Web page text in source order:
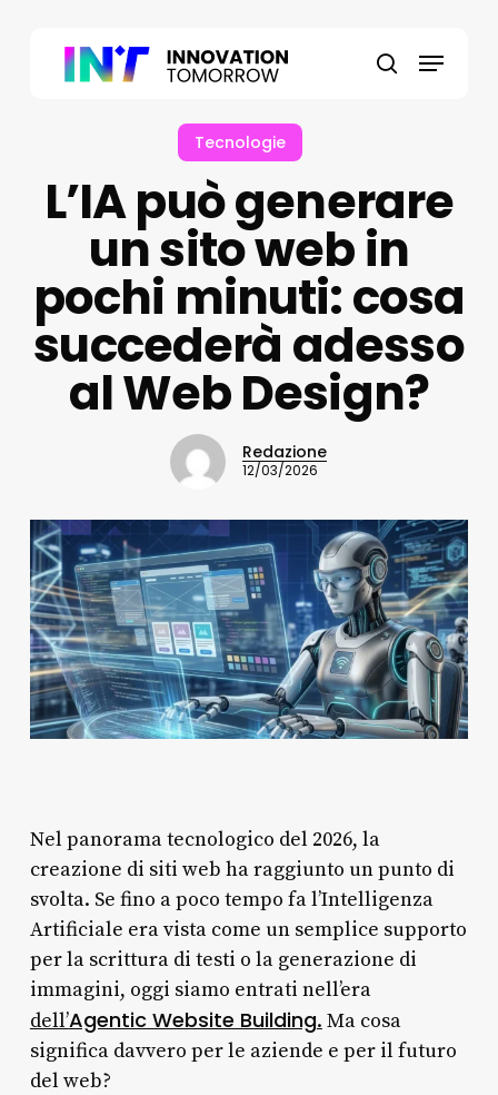
search
Menu
Tecnologie
L’IA può generare
un sito web in
pochi minuti: cosa
succederà adesso
al Web Design?
Redazione
12/03/2026
Nel panorama tecnologico del 2026, la
creazione di siti web ha raggiunto un punto di
svolta. Se fino a poco tempo fa l’Intelligenza
Artificiale era vista come un semplice supporto
per la scrittura di testi o la generazione di
immagini, oggi siamo entrati nell’era
dell’Agentic Website Building. Ma cosa
significa davvero per le aziende e per il futuro
del web?